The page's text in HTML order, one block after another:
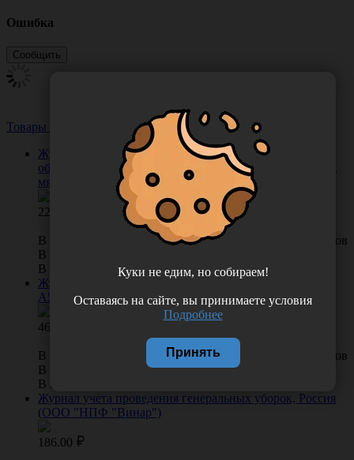
Ошибка
Товары из этой категории Посмотреть все
Журнал учета температурного режима в холодильном
оборудовании (вертикальный), формат А4, 60 страниц,
мягкий картон, Россия (ООО "СитиБланк")
227.00
0 отзывов
В КОРЗИНУ
В наличии во Владивостоке 24 шт.
В наличии в Хабаровске 0 шт.
Журнал контроля температуры холодильника, формат
А5, 20 страниц, 2021, Россия (ООО "Растер")
46.00
0 отзывов
В КОРЗИНУ
В наличии во Владивостоке 21 шт.
В наличии в Хабаровске 0 шт.
Журнал учета проведения генеральных уборок, Россия
(ООО "НПФ "Винар")
186.00
Куки не едим, но собираем!
Оставаясь на сайте, вы принимаете условия
Подробнее
Принять